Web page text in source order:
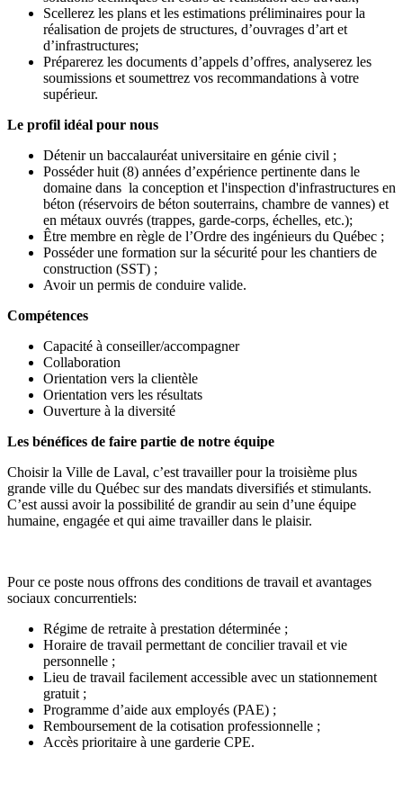
Scellerez les plans et les estimations préliminaires pour la
réalisation de projets de structures, d’ouvrages d’art et
d’infrastructures;
Préparerez les documents d’appels d’offres, analyserez les
soumissions et soumettrez vos recommandations à votre
supérieur.
Le profil idéal pour nous
Détenir un baccalauréat universitaire en génie civil ;
Posséder huit (8) années d’expérience pertinente dans le
domaine dans la conception et l'inspection d'infrastructures en
béton (réservoirs de béton souterrains, chambre de vannes) et
en métaux ouvrés (trappes, garde-corps, échelles, etc.);
Être membre en règle de l’Ordre des ingénieurs du Québec ;
Posséder une formation sur la sécurité pour les chantiers de
construction (SST) ;
Avoir un permis de conduire valide.
Compétences
Capacité à conseiller/accompagner
Collaboration
Orientation vers la clientèle
Orientation vers les résultats
Ouverture à la diversité
Les bénéfices de faire partie de notre équipe
Choisir la Ville de Laval, c’est travailler pour la troisième plus
grande ville du Québec sur des mandats diversifiés et stimulants.
C’est aussi avoir la possibilité de grandir au sein d’une équipe
humaine, engagée et qui aime travailler dans le plaisir.
Pour ce poste nous offrons des conditions de travail et avantages
sociaux concurrentiels:
Régime de retraite à prestation déterminée ;
Horaire de travail permettant de concilier travail et vie
personnelle ;
Lieu de travail facilement accessible avec un stationnement
gratuit ;
Programme d’aide aux employés (PAE) ;
Remboursement de la cotisation professionnelle ;
Accès prioritaire à une garderie CPE.